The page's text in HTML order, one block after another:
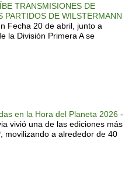
TRANSMISIONES DE
PARTIDOS DE WILSTERMANN
Fecha 20 de abril, junto a
la División Primera A se
en la Hora del Planeta 2026 -
vivió una de las ediciones más
movilizando a alrededor de 40